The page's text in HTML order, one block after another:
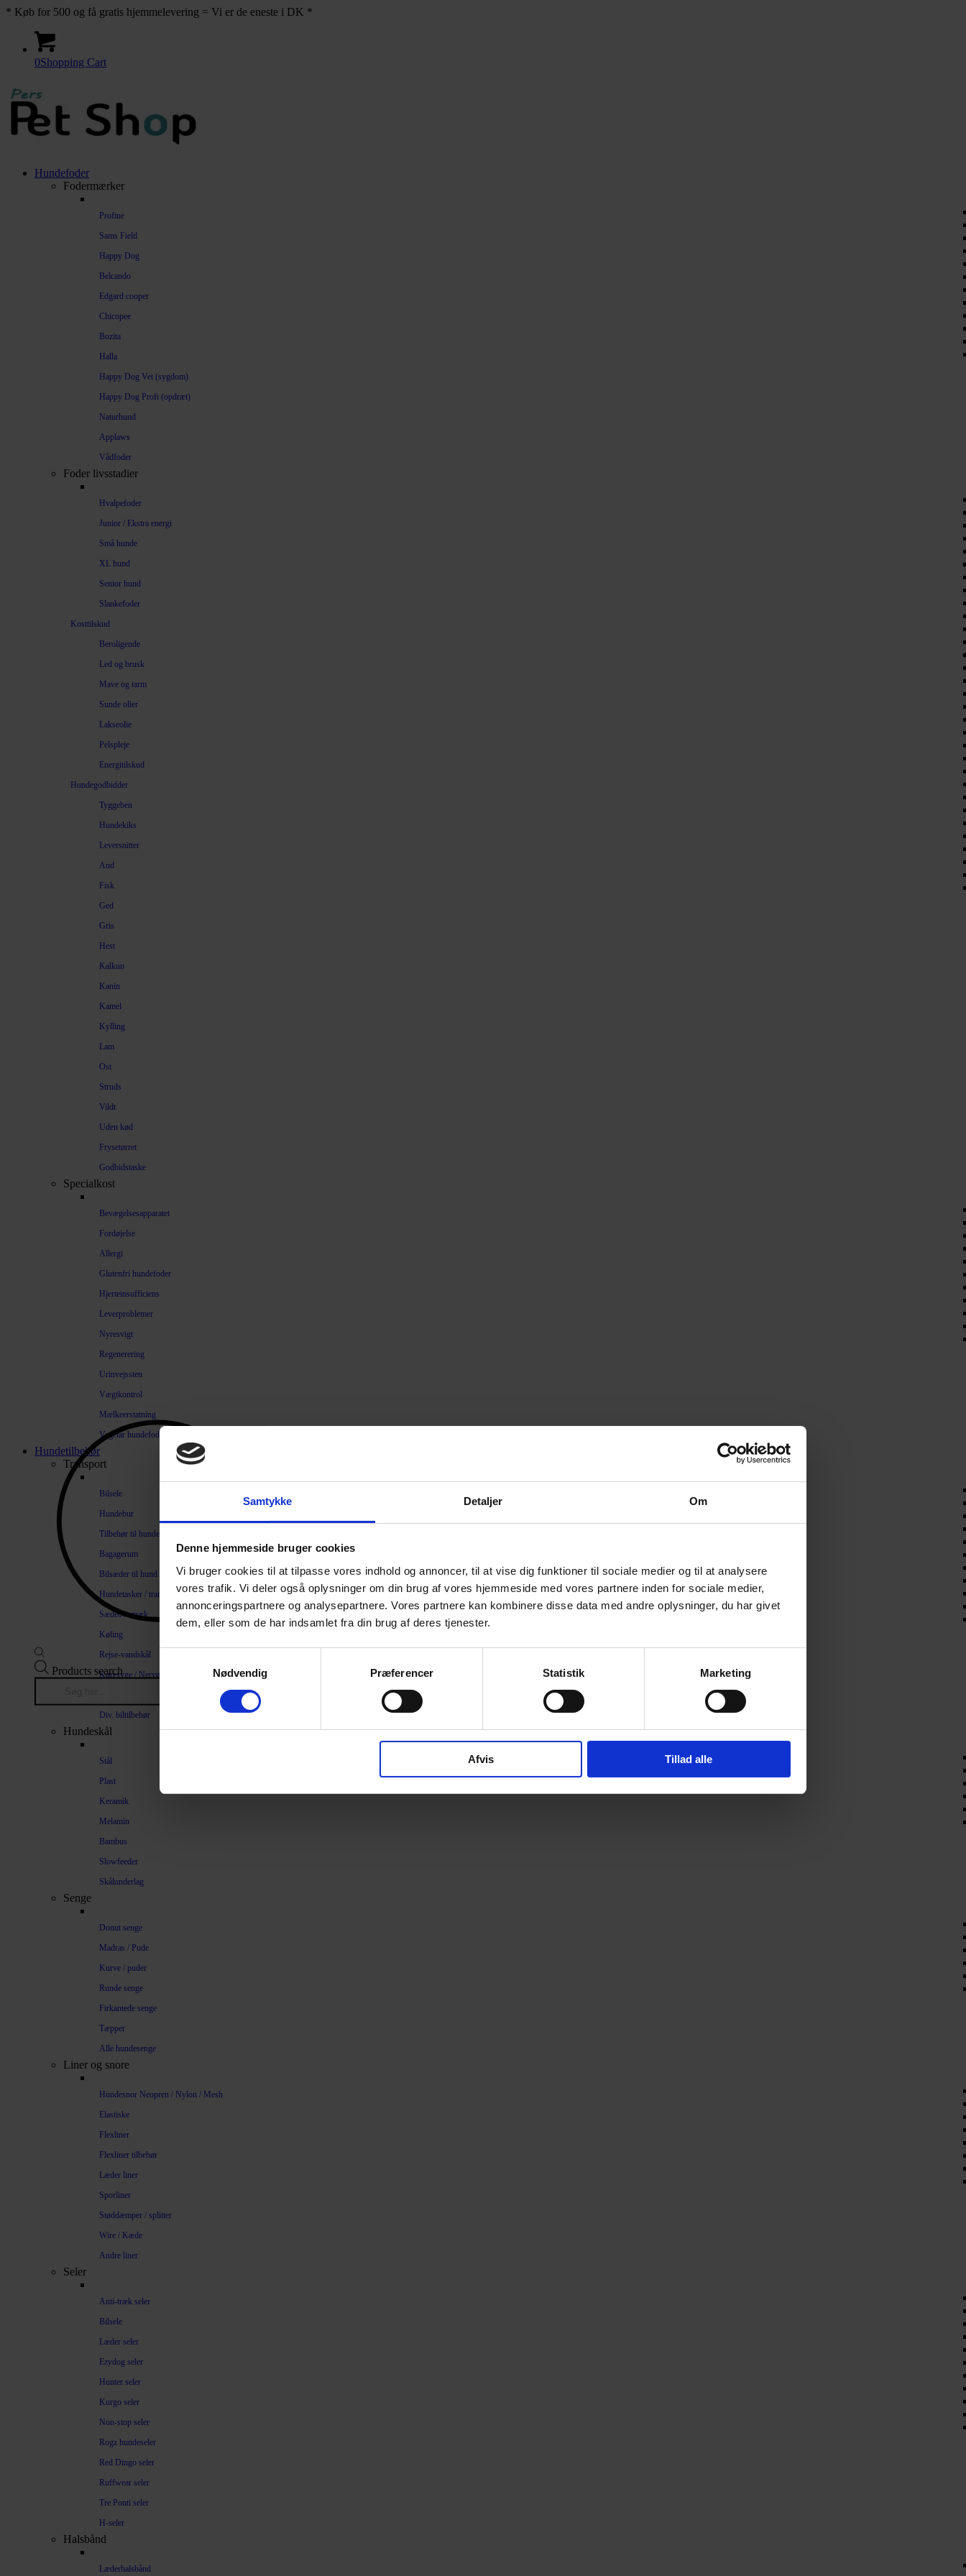
Samtykke Detaljer Om
Denne hjemmeside bruger cookies
Vi bruger cookies til at tilpasse vores indhold og annoncer, til at vise dig funktioner til sociale medier og til at analysere
vores trafik. Vi deler også oplysninger om din brug af vores hjemmeside med vores partnere inden for sociale medier,
annonceringspartnere og analysepartnere. Vores partnere kan kombinere disse data med andre oplysninger, du har givet
dem, eller som de har indsamlet fra din brug af deres tjenester.
Nødvendig
Præferencer Statistik Marketing
Afvis Tillad alle
* Køb for 500 og få gratis hjemmelevering = Vi er de eneste i DK *
0Shopping Cart
Hundefoder
Fodermærker
Profine
Sams Field
Happy Dog
Belcando
Edgard cooper
Chicopee
Bozita
Halla
Happy Dog Vet (sygdom)
Happy Dog Profi (opdræt)
Naturhund
Applaws
Vådfoder
Foder livsstadier
Hvalpefoder
Junior / Ekstra energi
Små hunde
XL hund
Senior hund
Slankefoder
Kosttilskud
Beroligende
Led og brusk
Mave og tarm
Sunde olier
Lakseolie
Pelspleje
Energitilskud
Hundegodbidder
Tyggeben
Hundekiks
Leversnitter
And
Fisk
Ged
Gris
Hest
Kalkun
Kanin
Kamel
Kylling
Lam
Ost
Struds
Vildt
Uden kød
Frysetørret
Godbidstaske
Specialkost
Bevægelsesapparatet
Fordøjelse
Allergi
Glutenfri hundefoder
Hjerteinsufficiens
Leverproblemer
Nyresvigt
Regenerering
Urinvejssten
Vægtkontrol
Mælkeerstatning
Vegetar hundefoder
Hundetilbehør
Transport
Bilsele
Hundebur
Tilbehør til hundebure
Bagagerum
Bilsæder til hund
Hundetasker / transportkasser
Sædeovertræk
Køling
Rejse-vandskål
Køresyge / Nervøsitet
Div. biltilbehør
Hundeskål
Stål
Plast
Keramik
Melamin
Bambus
Slowfeeder
Skålunderlag
Senge
Donut senge
Madras / Pude
Kurve / puder
Runde senge
Firkantede senge
Tæpper
Alle hundesenge
Liner og snore
Hundesnor Neopren / Nylon / Mesh
Elastiske
Flexliner
Flexliner tilbehør
Læder liner
Sporliner
Støddæmper / splitter
Wire / Kæde
Andre liner
Seler
Anti-træk seler
Bilsele
Læder seler
Ezydog seler
Hunter seler
Kurgo seler
Non-stop seler
Rogz hundeseler
Red Dingo seler
Ruffwear seler
Tre Ponti seler
H-seler
Halsbånd
Læderhalsbånd
Products search